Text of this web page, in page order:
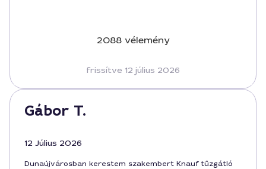
2088 vélemény
frissítve 12 július 2026
Gábor T.
12 Július 2026
Dunaújvárosban kerestem szakembert Knauf tűzgátló